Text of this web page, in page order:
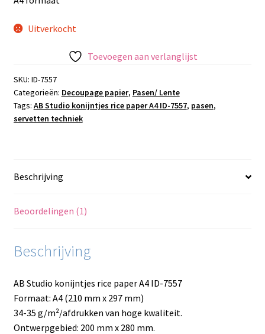
Uitverkocht
Toevoegen aan verlanglijst
SKU: ID-7557
Categorieën: Decoupage papier, Pasen/ Lente
Tags: AB Studio konijntjes rice paper A4 ID-7557, pasen,
servetten techniek
Beschrijving
Beoordelingen (1)
Beschrijving
AB Studio konijntjes rice paper A4 ID-7557
Formaat: A4 (210 mm x 297 mm)
34-35 g/m²/afdrukken van hoge kwaliteit.
Ontwerpgebied: 200 mm x 280 mm.